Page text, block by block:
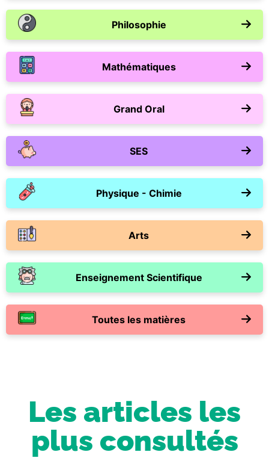
Philosophie
Mathématiques
Grand Oral
SES
Physique - Chimie
Arts
Enseignement Scientifique
Toutes les matières
Les articles les
plus consultés